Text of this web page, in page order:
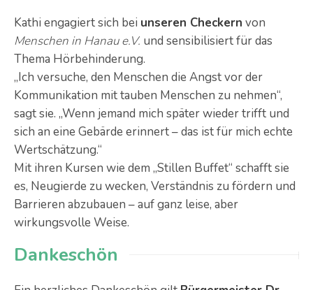
Kathi engagiert sich bei unseren Checkern von
Menschen in Hanau e.V. und sensibilisiert für das
Thema Hörbehinderung.
„Ich versuche, den Menschen die Angst vor der
Kommunikation mit tauben Menschen zu nehmen“,
sagt sie. „Wenn jemand mich später wieder trifft und
sich an eine Gebärde erinnert – das ist für mich echte
Wertschätzung.“
Mit ihren Kursen wie dem „Stillen Buffet“ schafft sie
es, Neugierde zu wecken, Verständnis zu fördern und
Barrieren abzubauen – auf ganz leise, aber
wirkungsvolle Weise.
Dankeschön